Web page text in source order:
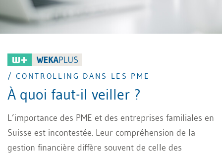
/ CONTROLLING DANS LES PME
À quoi faut-il veiller ?
L’importance des PME et des entreprises familiales en
Suisse est incontestée. Leur compréhension de la
gestion financière diffère souvent de celle des